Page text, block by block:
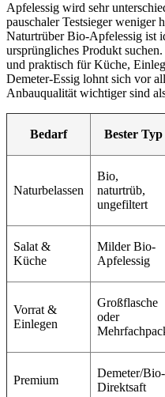
Apfelessig wird sehr
pauschaler Testsieger weniger
Naturtrüber Bio-Apfelessig ist
ursprüngliches Produkt
und praktisch für Küche,
Demeter-Essig lohnt sich vor
Anbauqualität wichtiger sind
Bedarf Bester Typ
Naturbelassen
Bio,
naturtrüb,
ungefiltert
Salat &
Küche
Milder Bio-
Apfelessig
Vorrat &
Einlegen
Großflasche
oder
Premium
Demeter/Bio-
Direktsaft